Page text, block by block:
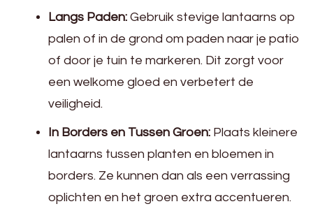
Langs Paden: Gebruik stevige lantaarns op
palen of in de grond om paden naar je patio
of door je tuin te markeren. Dit zorgt voor
een welkome gloed en verbetert de
veiligheid.
In Borders en Tussen Groen: Plaats kleinere
lantaarns tussen planten en bloemen in
borders. Ze kunnen dan als een verrassing
oplichten en het groen extra accentueren.